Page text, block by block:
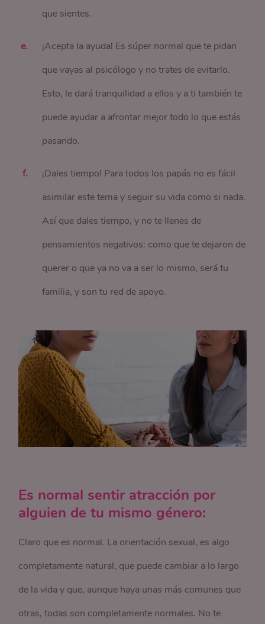
que sientes.
¡Acepta la ayuda! Es súper normal que te pidan
que vayas al psicólogo y no trates de evitarlo.
Esto, le dará tranquilidad a ellos y a ti también te
puede ayudar a afrontar mejor todo lo que estás
pasando.
¡Dales tiempo! Para todos los papás no es fácil
asimilar este tema y seguir su vida como si nada.
Así que dales tiempo, y no te llenes de
pensamientos negativos: como que te dejaron de
querer o que ya no va a ser lo mismo, será tu
familia, y son tu red de apoyo.
Es normal sentir atracción por
alguien de tu mismo género:
Claro que es normal. La orientación sexual, es algo
completamente natural, que puede cambiar a lo largo
de la vida y que, aunque haya unas más comunes que
otras, todas son completamente normales. No te